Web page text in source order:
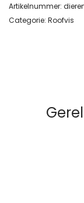
Artikelnummer:
Categorie: Roofvis